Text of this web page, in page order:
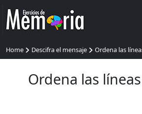
Home Descifra el mensaje Ordena las
Ordena las